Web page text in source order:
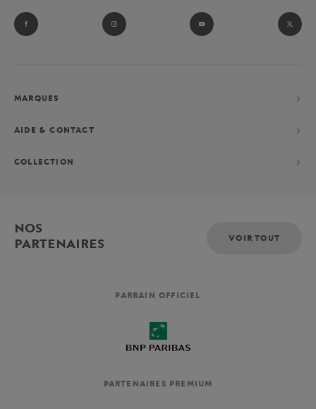
MARQUES
AIDE & CONTACT
COLLECTION
NOS
PARTENAIRES
VOIR TOUT
PARRAIN OFFICIEL
PARTENAIRES PREMIUM